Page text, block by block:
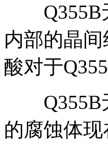
Q355B无
内部的晶
酸对于
Q355B无
的腐蚀体